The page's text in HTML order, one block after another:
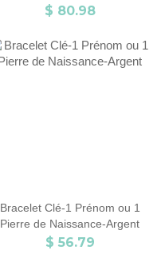
Plaqué Or
$ 80.98
Bracelet Clé-1 Prénom ou 1
Pierre de Naissance-Argent
$ 56.79